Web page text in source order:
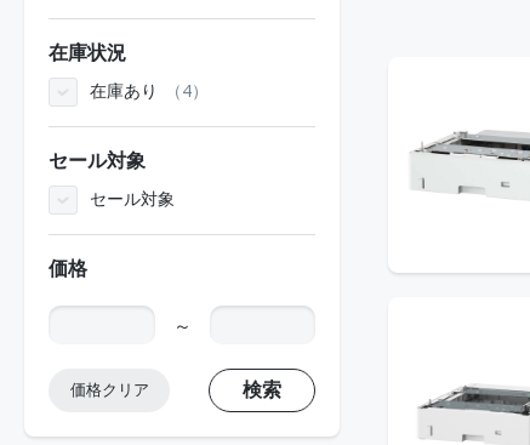
在庫状況
在庫あり 4
セール対象
セール対象
価格
～
価格クリア 検索